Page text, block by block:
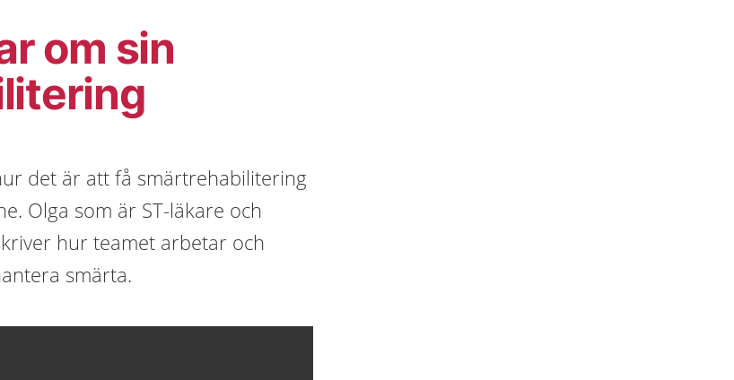
om sin
det är att få smärtrehabilitering
Olga som är ST-läkare och
hur teamet arbetar och
smärta.